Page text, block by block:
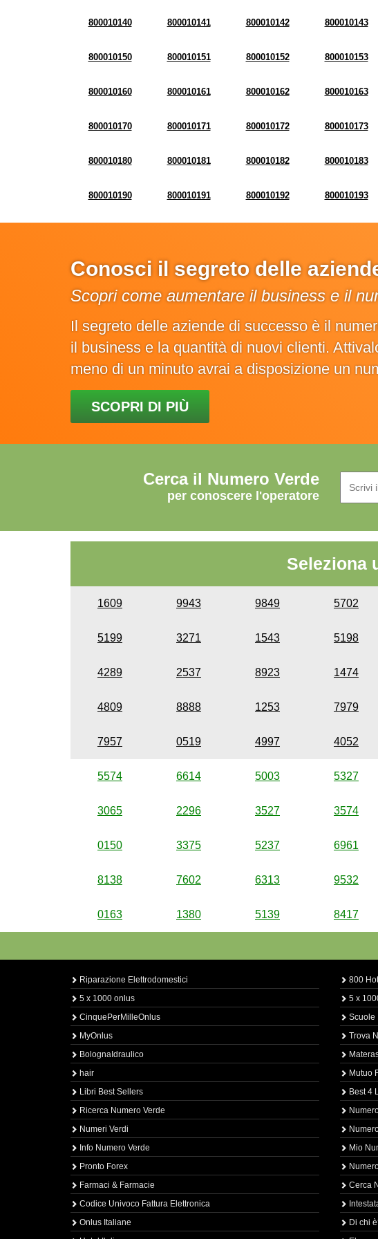
800010140 800010141 800010142 800010143
800010150 800010151 800010152 800010153
800010160 800010161 800010162 800010163
800010170 800010171 800010172 800010173
800010180 800010181 800010182 800010183
800010190 800010191 800010192 800010193
Conosci il segreto delle
Scopri come aumentare il business e il
Il segreto delle aziende di successo è il
il business e la quantità di nuovi clienti.
meno di un minuto avrai a disposizione un
SCOPRI DI PIÙ
Cerca il Numero Verde
per conoscere l'operatore
Seleziona
1609 9943 9849 5702
5199 3271 1543 5198
4289 2537 8923 1474
4809 8888 1253 7979
7957 0519 4997 4052
5574 6614 5003 5327
3065 2296 3527 3574
0150 3375 5237 6961
8138 7602 6313 9532
0163 1380 5139 8417
Riparazione Elettrodomestici
5 x 1000 onlus
CinquePerMilleOnlus
MyOnlus
BolognaIdraulico
hair
Libri Best Sellers
Ricerca Numero Verde
Numeri Verdi
Info Numero Verde
Pronto Forex
Farmaci & Farmacie
Codice Univoco Fattura Elettronica
Onlus Italiane
800
5 x
Scuole
Trova
Mutuo
Best 4
Mio
Cerca
Di chi